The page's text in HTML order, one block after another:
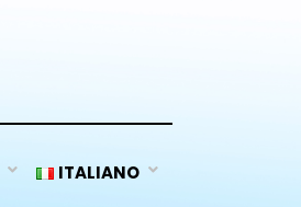
ITALIANO